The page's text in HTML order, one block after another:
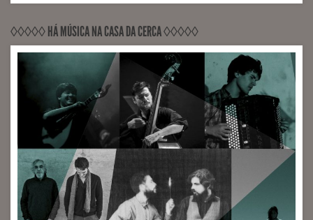
◊◊◊◊◊ HÁ MÚSICA NA CASA DA CERCA ◊◊◊◊◊